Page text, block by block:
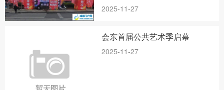
2025-11-27
会东首届公共艺术季启幕
2025-11-27